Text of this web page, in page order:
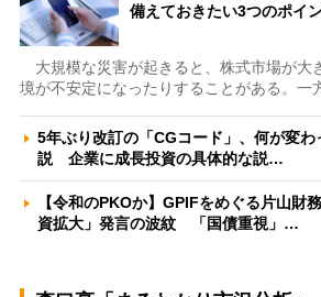
備えておきたい3つのポイ
大規模な災害が起きると、株式市場が大
境が不安定になったりすることがある。一
5年ぶり改訂の「CGコード」、何が変
説 企業に成長投資の具体的な説…
【令和のPKOか】GPIFをめぐる片山財
資拡大」発言の波紋 「国債重視」…